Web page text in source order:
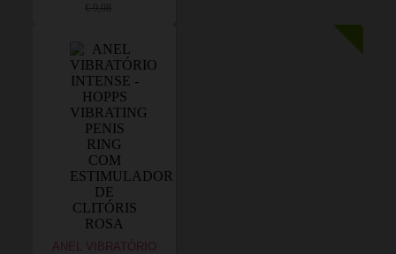
€ 9,08
ANEL VIBRATÓRIO